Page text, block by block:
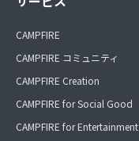
CAMPFIRE
CAMPFIRE コミュニティ
CAMPFIRE Creation
CAMPFIRE for Social Good
CAMPFIRE for Entertainment